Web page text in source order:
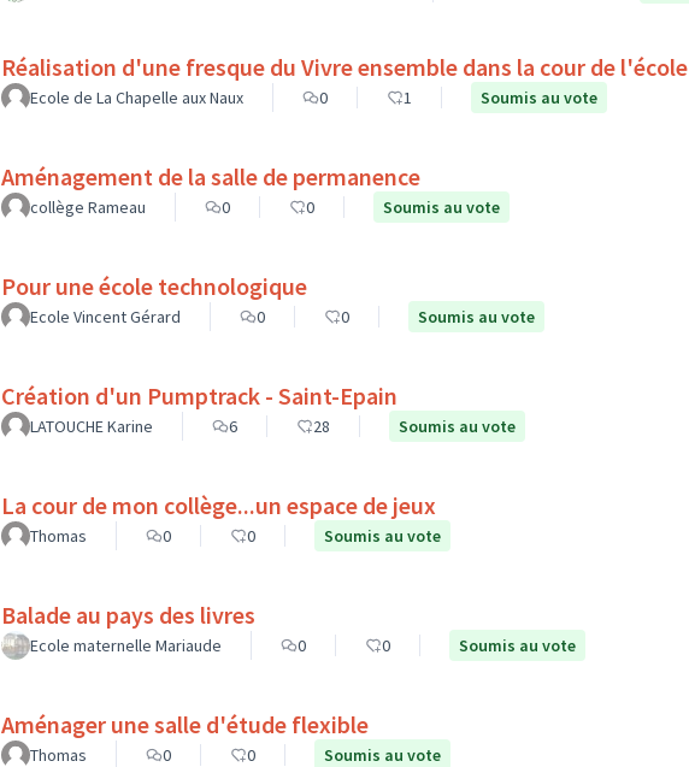
Réalisation d'une fresque du Vivre ensemble dans la cour de l'école
Ecole de La Chapelle aux Naux 0 1 Soumis au vote
Aménagement de la salle de permanence
collège Rameau 0 0 Soumis au vote
Pour une école technologique
Ecole Vincent Gérard 0 0 Soumis au vote
Création d'un Pumptrack - Saint-Epain
LATOUCHE Karine 6 28 Soumis au vote
La cour de mon collège...un espace de jeux
Thomas 0 0 Soumis au vote
Balade au pays des livres
Ecole maternelle Mariaude 0 0 Soumis au vote
Aménager une salle d'étude flexible
Thomas 0 0 Soumis au vote